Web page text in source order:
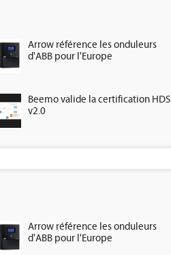
Arrow référence les onduleurs
d'ABB pour l'Europe
Beemo valide la certification HDS
v2.0
Arrow référence les onduleurs
d'ABB pour l'Europe